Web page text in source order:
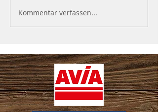
Kommentar verfassen...